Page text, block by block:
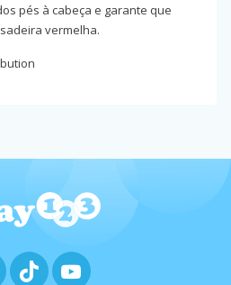
pés à cabeça e garante que
vermelha.